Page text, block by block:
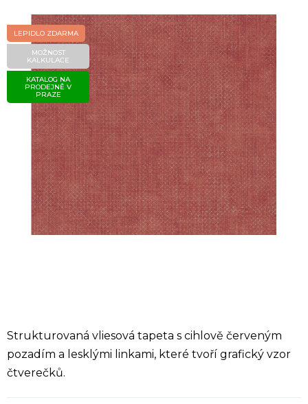
Strukturovaná vliesová tapeta s cihlově červeným
pozadím a lesklými linkami, které tvoří grafický vzor
čtverečků.
LEPIDLO ZDARMA
MOŽNOST
KALKULACE
KATALOG NA
PRODEJNĚ V
PRAZE